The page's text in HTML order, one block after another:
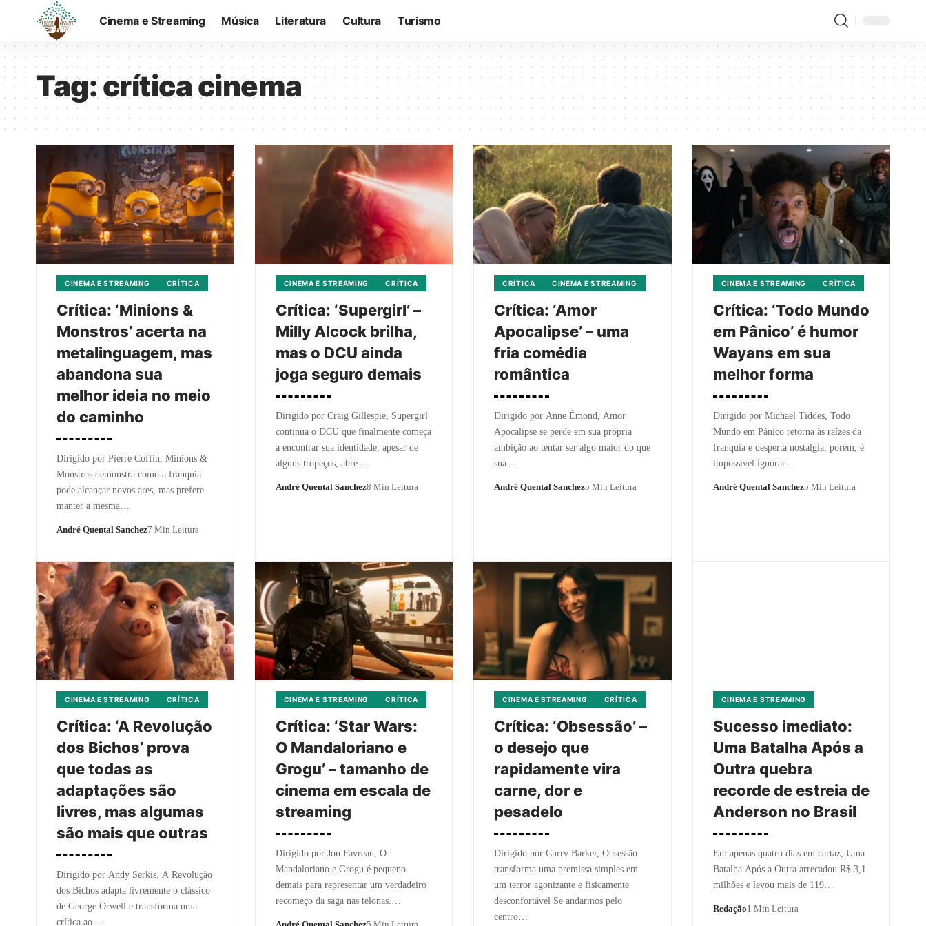
Cinema e Streaming Música Literatura Cultura Turismo
Tag:crítica cinema
CINEMA E STREAMING CRÍTICA
Crítica: ‘Minions &
Monstros’ acerta na
metalinguagem, mas
abandona sua
melhor ideia no meio
do caminho
Dirigido por Pierre Coffin, Minions &
Monstros demonstra como a franquia
pode alcançar novos ares, mas prefere
manter a mesma…
André Quental Sanchez7 Min Leitura
CINEMA E STREAMING CRÍTICA
Crítica: ‘Supergirl’ –
Milly Alcock brilha,
mas o DCU ainda
joga seguro demais
Dirigido por Craig Gillespie, Supergirl
continua o DCU que finalmente começa
a encontrar sua identidade, apesar de
alguns tropeços, abre…
André Quental Sanchez8 Min Leitura
CRÍTICA CINEMA E STREAMING
Crítica: ‘Amor
Apocalipse’ – uma
fria comédia
romântica
Dirigido por Anne Émond, Amor
Apocalipse se perde em sua própria
ambição ao tentar ser algo maior do que
sua…
André Quental Sanchez5 Min Leitura
CINEMA E STREAMING CRÍTICA
Crítica: ‘Todo Mundo
em Pânico’ é humor
Wayans em sua
melhor forma
Dirigido por Michael Tiddes, Todo
Mundo em Pânico retorna às raízes da
franquia e desperta nostalgia, porém, é
impossível ignorar…
André Quental Sanchez5 Min Leitura
CINEMA E STREAMING CRÍTICA
Crítica: ‘A Revolução
dos Bichos’ prova
que todas as
adaptações são
livres, mas algumas
são mais que outras
Dirigido por Andy Serkis, A Revolução
dos Bichos adapta livremente o clássico
de George Orwell e transforma uma
crítica ao…
CINEMA E STREAMING CRÍTICA
Crítica: ‘Star Wars:
O Mandaloriano e
Grogu’ – tamanho de
cinema em escala de
streaming
Dirigido por Jon Favreau, O
Mandaloriano e Grogu é pequeno
demais para representar um verdadeiro
recomeço da saga nas telonas.…
CINEMA E STREAMING CRÍTICA
Crítica: ‘Obsessão’ –
o desejo que
rapidamente vira
carne, dor e
pesadelo
Dirigido por Curry Barker, Obsessão
transforma uma premissa simples em
um terror agonizante e fisicamente
desconfortável Se andarmos pelo
centro…
CINEMA E STREAMING
Sucesso imediato:
Uma Batalha Após a
Outra quebra
recorde de estreia de
Anderson no Brasil
Em apenas quatro dias em cartaz, Uma
Batalha Após a Outra arrecadou R$ 3,1
milhões e levou mais de 119…
Redação1 Min Leitura